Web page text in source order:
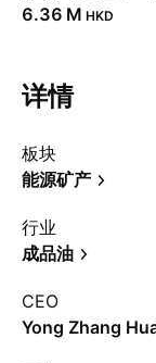
‪6.36 M‬ HKD
详情
板块
能源矿产
行业
成品油
CEO
Yong Zhang